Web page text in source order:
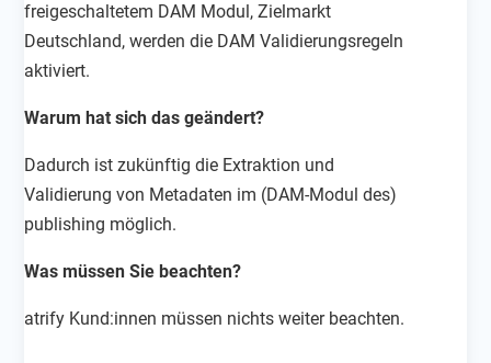
freigeschaltetem DAM Modul, Zielmarkt
Deutschland, werden die DAM Validierungsregeln
aktiviert.
Warum hat sich das geändert?
Dadurch ist zukünftig die Extraktion und
Validierung von Metadaten im (DAM-Modul des)
publishing möglich.
Was müssen Sie beachten?
atrify Kund:innen müssen nichts weiter beachten.